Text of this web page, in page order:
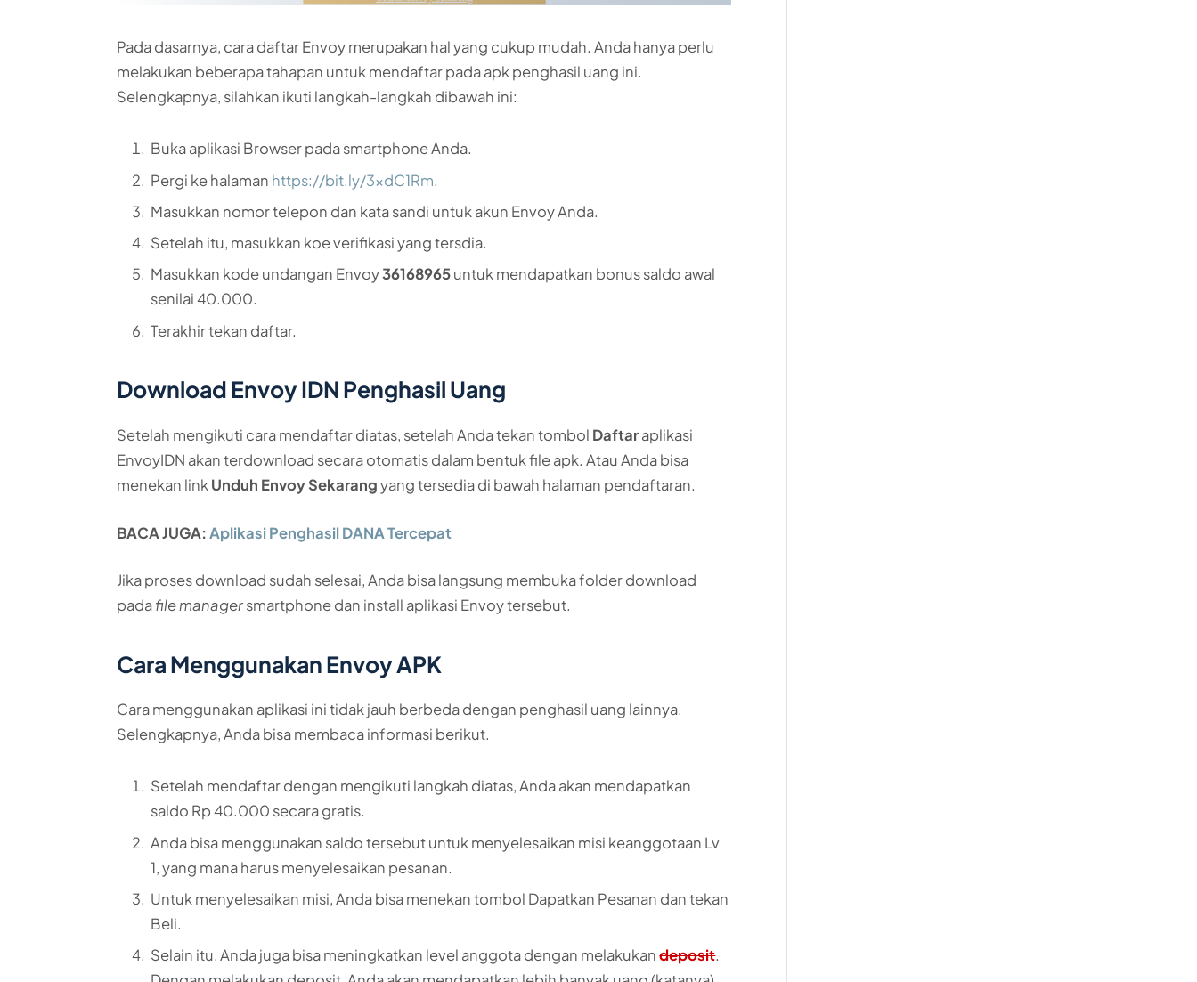
Pada dasarnya, cara daftar Envoy merupakan hal yang cukup mudah. Anda hanya perlu
melakukan beberapa tahapan untuk mendaftar pada apk penghasil uang ini.
Selengkapnya, silahkan ikuti langkah-langkah dibawah ini:
Buka aplikasi Browser pada smartphone Anda.
Pergi ke halaman https://bit.ly/3xdC1Rm.
Masukkan nomor telepon dan kata sandi untuk akun Envoy Anda.
Setelah itu, masukkan koe verifikasi yang tersdia.
Masukkan kode undangan Envoy36168965untuk mendapatkan bonus saldo awal
senilai 40.000.
Terakhir tekan daftar.
Download Envoy IDN Penghasil Uang
Setelah mengikuti cara mendaftar diatas, setelah Anda tekan tombol Daftaraplikasi
EnvoyIDN akan terdownload secara otomatis dalam bentuk file apk. Atau Anda bisa
menekan linkUnduh Envoy Sekarangyang tersedia di bawah halaman pendaftaran.
BACA JUGA:Aplikasi Penghasil DANA Tercepat
Jika proses download sudah selesai, Anda bisa langsung membuka folder download
padafile managersmartphone dan install aplikasi Envoy tersebut.
Cara Menggunakan Envoy APK
Cara menggunakan aplikasi ini tidak jauh berbeda dengan penghasil uang lainnya.
Selengkapnya, Anda bisa membaca informasi berikut.
Setelah mendaftar dengan mengikuti langkah diatas, Anda akan mendapatkan
saldo Rp 40.000 secara gratis.
Anda bisa menggunakan saldo tersebut untuk menyelesaikan misi keanggotaan Lv
1, yang mana harus menyelesaikan pesanan.
Untuk menyelesaikan misi, Anda bisa menekan tombol Dapatkan Pesanan dan tekan
Beli.
Selain itu, Anda juga bisa meningkatkan level anggota dengan melakukandeposit.